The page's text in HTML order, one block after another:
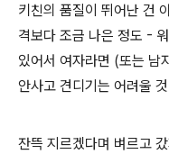
키친의 품질이 뛰어난 건
격보다 조금 나은 정도 -
있어서 여자라면 (또는 남
안사고 견디기는 어려울
잔뜩 지르겠다며 벼르고